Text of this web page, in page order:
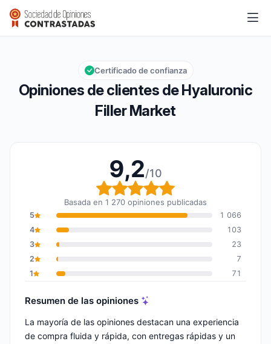
Hyaluronic Filler Market
Calificación global: 9,2 de 10
9,2/10
Opiniones de clientes de Hyaluronic
Filler Market
Certificado de confianza
9,2/10
Calificación global: 9,2
Basada en 1 270 opiniones publicadas
5
1 066
4
103
3
23
2
7
1
71
Resumen de las opiniones
La mayoría de las opiniones destacan una experiencia
de compra fluida y rápida, con entregas rápidas y un